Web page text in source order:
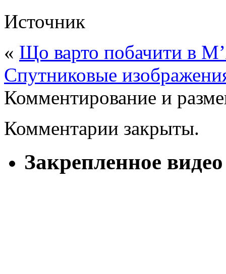
Источник
« Що варто побачити в
Спутниковые
Комментирование и
Комментарии закрыты.
Закрепленное видео